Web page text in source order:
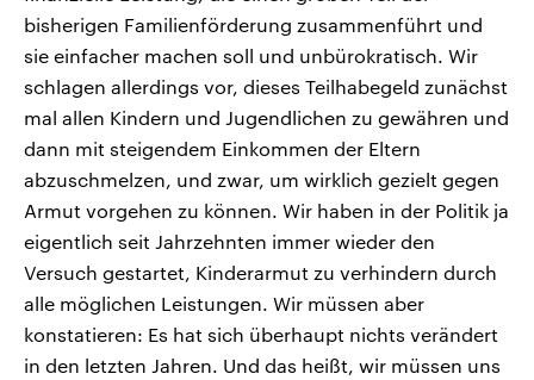
bisherigen Familienförderung zusammenführt und
sie einfacher machen soll und unbürokratisch. Wir
schlagen allerdings vor, dieses Teilhabegeld zunächst
mal allen Kindern und Jugendlichen zu gewähren und
dann mit steigendem Einkommen der Eltern
abzuschmelzen, und zwar, um wirklich gezielt gegen
Armut vorgehen zu können. Wir haben in der Politik ja
eigentlich seit Jahrzehnten immer wieder den
Versuch gestartet, Kinderarmut zu verhindern durch
alle möglichen Leistungen. Wir müssen aber
konstatieren: Es hat sich überhaupt nichts verändert
in den letzten Jahren. Und das heißt, wir müssen uns